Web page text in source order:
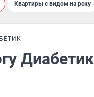
Квартиры с видом на реку
Диабетик